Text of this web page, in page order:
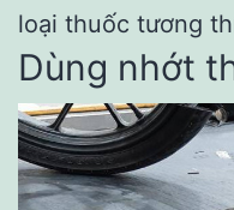
loại thuốc tương
Dùng nhớt